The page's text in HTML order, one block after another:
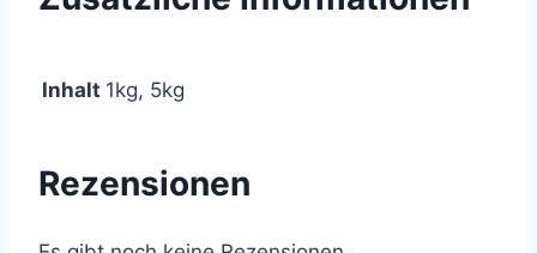
Inhalt 1kg, 5kg
Rezensionen